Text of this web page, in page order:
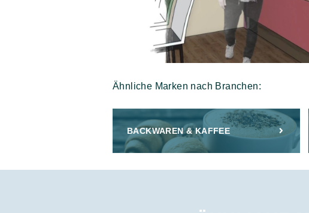
Ähnliche Marken nach Branchen:
BACKWAREN & KAFFEE